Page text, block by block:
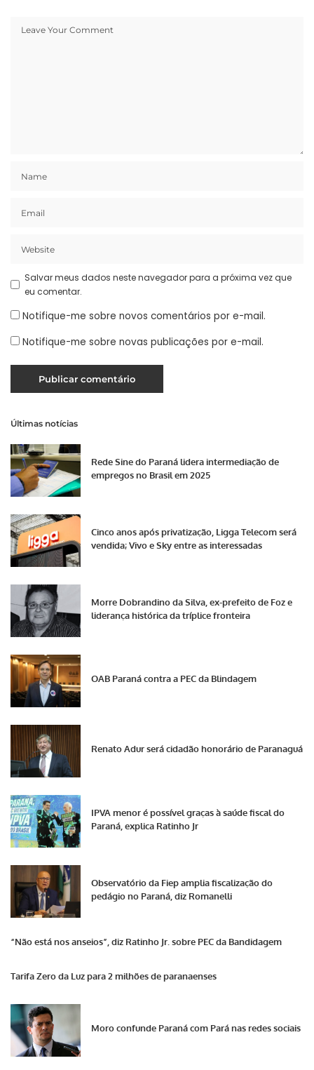
Salvar meus dados neste navegador para a próxima vez que
eu comentar.
Notifique-me sobre novos comentários por e-mail.
Notifique-me sobre novas publicações por e-mail.
Últimas notícias
Rede Sine do Paraná lidera intermediação de
empregos no Brasil em 2025
Cinco anos após privatização, Ligga Telecom será
vendida; Vivo e Sky entre as interessadas
Morre Dobrandino da Silva, ex-prefeito de Foz e
liderança histórica da tríplice fronteira
OAB Paraná contra a PEC da Blindagem
Renato Adur será cidadão honorário de Paranaguá
IPVA menor é possível graças à saúde fiscal do
Paraná, explica Ratinho Jr
Observatório da Fiep amplia fiscalização do
pedágio no Paraná, diz Romanelli
“Não está nos anseios”, diz Ratinho Jr. sobre PEC da Bandidagem
Tarifa Zero da Luz para 2 milhões de paranaenses
Moro confunde Paraná com Pará nas redes sociais